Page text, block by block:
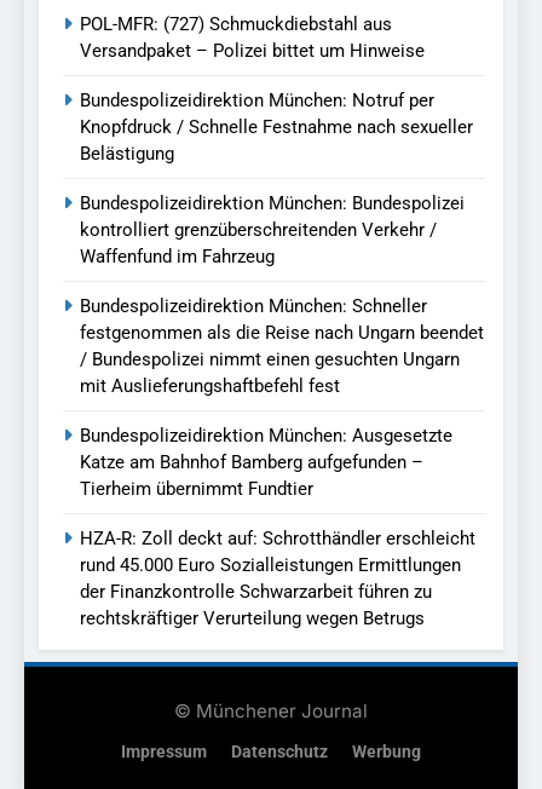
POL-MFR: (727) Schmuckdiebstahl aus
Versandpaket – Polizei bittet um Hinweise
Bundespolizeidirektion München: Notruf per
Knopfdruck / Schnelle Festnahme nach sexueller
Belästigung
Bundespolizeidirektion München: Bundespolizei
kontrolliert grenzüberschreitenden Verkehr /
Waffenfund im Fahrzeug
Bundespolizeidirektion München: Schneller
festgenommen als die Reise nach Ungarn beendet
/ Bundespolizei nimmt einen gesuchten Ungarn
mit Auslieferungshaftbefehl fest
Bundespolizeidirektion München: Ausgesetzte
Katze am Bahnhof Bamberg aufgefunden –
Tierheim übernimmt Fundtier
HZA-R: Zoll deckt auf: Schrotthändler erschleicht
rund 45.000 Euro Sozialleistungen Ermittlungen
der Finanzkontrolle Schwarzarbeit führen zu
rechtskräftiger Verurteilung wegen Betrugs
© Münchener Journal
Impressum Datenschutz Werbung